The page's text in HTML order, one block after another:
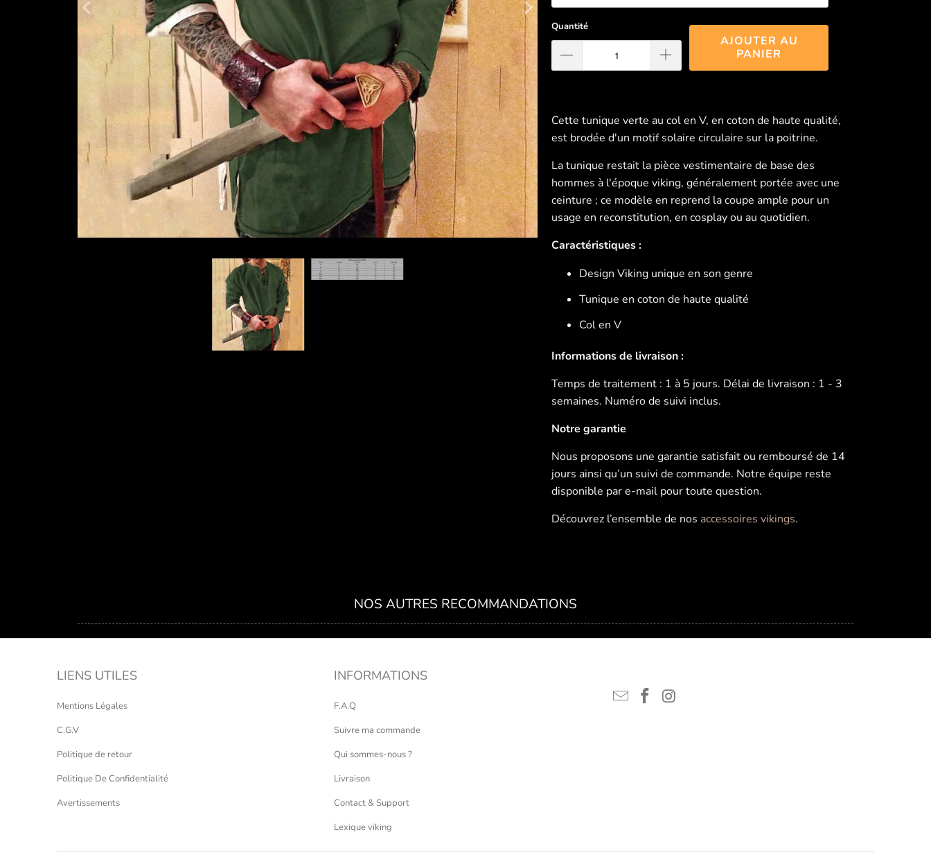
Quantité
AJOUTER AU
PANIER
Cette tunique verte au col en V, en coton de haute qualité,
est brodée d'un motif solaire circulaire sur la poitrine.
La tunique restait la pièce vestimentaire de base des
hommes à l'époque viking, généralement portée avec une
ceinture ; ce modèle en reprend la coupe ample pour un
usage en reconstitution, en cosplay ou au quotidien.
Caractéristiques :
Design Viking unique en son genre
Tunique en coton de haute qualité
Col en V
Informations de livraison :
Temps de traitement : 1 à 5 jours. Délai de livraison : 1 - 3
semaines. Numéro de suivi inclus.
Notre garantie
Nous proposons une garantie satisfait ou remboursé de 14
jours ainsi qu’un suivi de commande. Notre équipe reste
disponible par e-mail pour toute question.
Découvrez l’ensemble de nos accessoires vikings.
NOS AUTRES RECOMMANDATIONS
LIENS UTILES
Mentions Légales
C.G.V
Politique de retour
Politique De Confidentialité
Avertissements
INFORMATIONS
F.A.Q
Suivre ma commande
Qui sommes-nous ?
Livraison
Contact & Support
Lexique viking